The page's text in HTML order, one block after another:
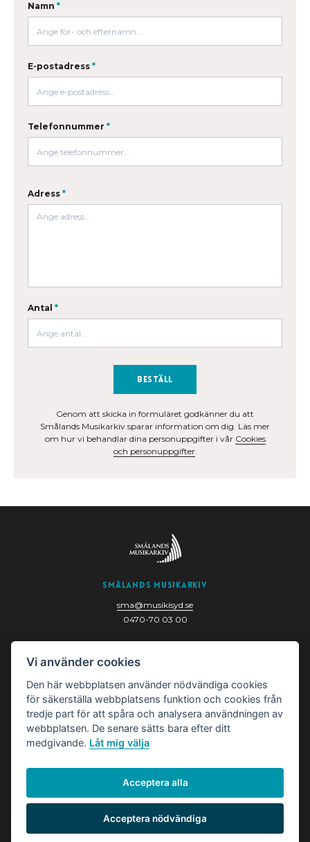
Namn *
E-postadress *
Telefonnummer *
Adress *
Antal *
Beställ
Genom att skicka in formuläret godkänner du att
Smålands Musikarkiv sparar information om dig. Läs mer
om hur vi behandlar dina personuppgifter i vår Cookies
och personuppgifter.
Smålands Musikarkiv
sma@musikisyd.se
0470-70 03 00
352 33 Växjö
Hantera cookies
Läs om cookies och personuppgifterhär
Vi använder cookies
Den här webbplatsen använder nödvändiga cookies
för säkerställa webbplatsens funktion och cookies från
tredje part för att spåra och analysera användningen av
webbplatsen. De senare sätts bara efter ditt
medgivande. Låt mig välja
Acceptera alla
Acceptera nödvändiga